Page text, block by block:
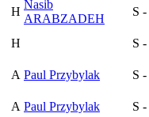
H
Nasib
ARABZADEH
S
H S
A Paul Przybylak S
A Paul Przybylak S